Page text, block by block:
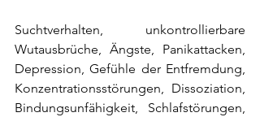
Suchtverhalten, unkontrollierbare
Wutausbrüche, Ängste, Panikattacken,
Depression, Gefühle der Entfremdung,
Konzentrationsstörungen, Dissoziation,
Bindungsunfähigkeit, Schlafstörungen,